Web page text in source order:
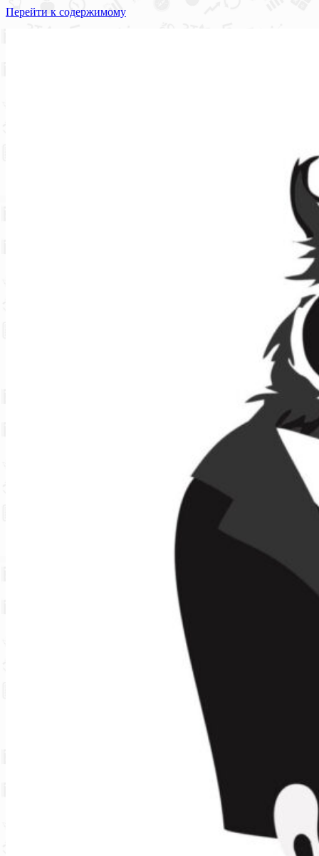
Перейти к содержимому